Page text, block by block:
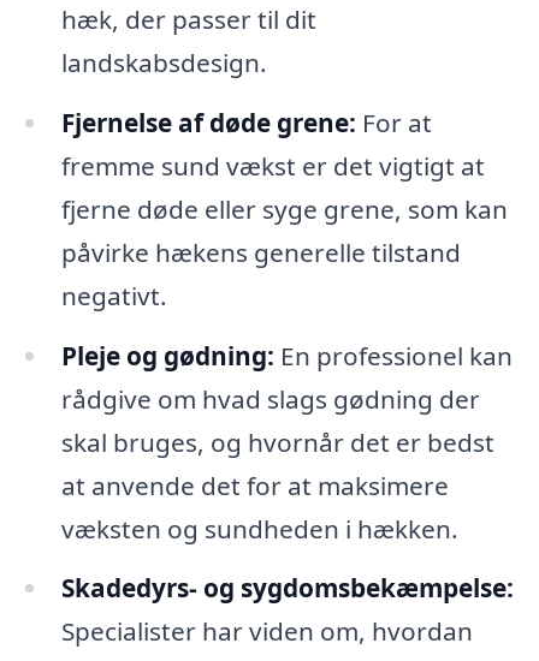
hæk, der passer til dit
landskabsdesign.
Fjernelse af døde grene: For at
fremme sund vækst er det vigtigt at
fjerne døde eller syge grene, som kan
påvirke hækens generelle tilstand
negativt.
Pleje og gødning: En professionel kan
rådgive om hvad slags gødning der
skal bruges, og hvornår det er bedst
at anvende det for at maksimere
væksten og sundheden i hækken.
Skadedyrs- og sygdomsbekæmpelse:
Specialister har viden om, hvordan